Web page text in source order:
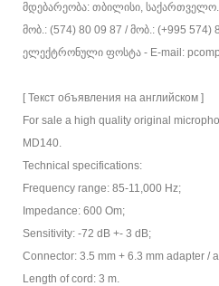
მდებარეობა: თბილისი, საქართველო.
მობ.: (574) 80 09 87 / მობ.: (+995 574)
ელექტრონული ფოსტა - E-mail:
[ Текст объявления на английском ]
For sale a high quality original
MD140.
Technical specifications:
Frequency range: 85-11,000 Hz;
Impedance: 600 Om;
Sensitivity: -72 dB +- 3 dB;
Connector: 3.5 mm + 6.3 mm adapter /
Length of cord: 3 m.